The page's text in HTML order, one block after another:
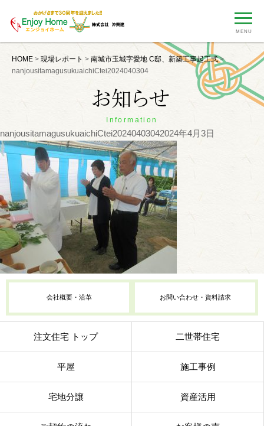
MENU
HOME > 現場レポート > 南城市玉城字愛地 C邸、新築工事起工式>
nanjousitamagusukuaichiCtei2024040304
Information
nanjousitamagusukuaichiCtei20240403042024年4月3日
会社概要・沿革 お問い合わせ・資料請求
注文住宅 トップ 二世帯住宅
平屋 施工事例
宅地分譲 資産活用